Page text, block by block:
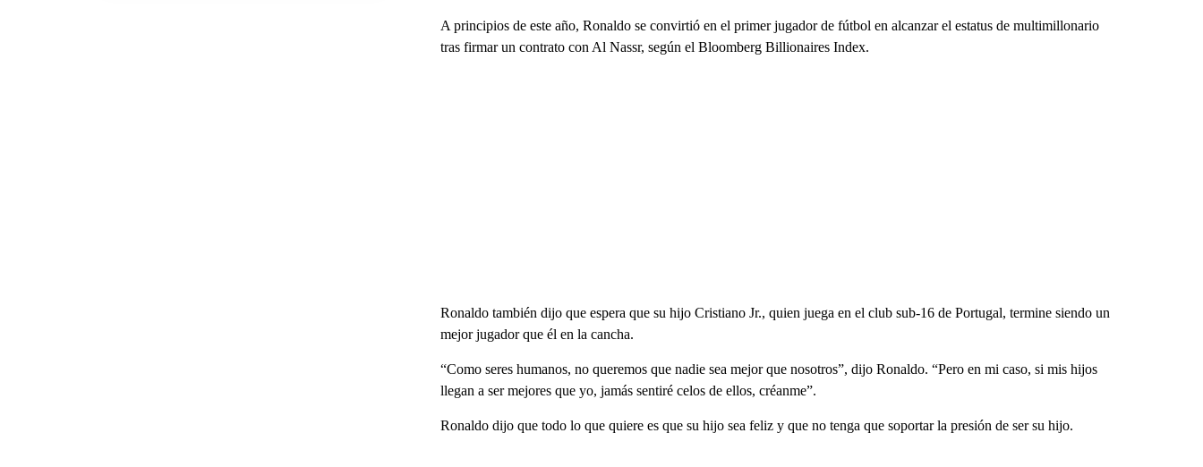
A principios de este año, Ronaldo se convirtió en el primer jugador de fútbol en alcanzar el estatus de multimillonario
tras firmar un contrato con Al Nassr, según el Bloomberg Billionaires Index.
Ronaldo también dijo que espera que su hijo Cristiano Jr., quien juega en el club sub-16 de Portugal, termine siendo un
mejor jugador que él en la cancha.
“Como seres humanos, no queremos que nadie sea mejor que nosotros”, dijo Ronaldo. “Pero en mi caso, si mis hijos
llegan a ser mejores que yo, jamás sentiré celos de ellos, créanme”.
Ronaldo dijo que todo lo que quiere es que su hijo sea feliz y que no tenga que soportar la presión de ser su hijo.